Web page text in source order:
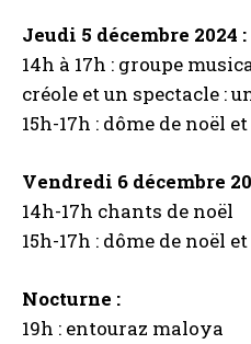
Jeudi 5 décembre 2024 :
14h à 17h : groupe
créole et un spectacle :
15h-17h : dôme de noël
Vendredi 6 décembre
14h-17h chants de noël
15h-17h : dôme de noël
Nocturne :
19h : entouraz maloya